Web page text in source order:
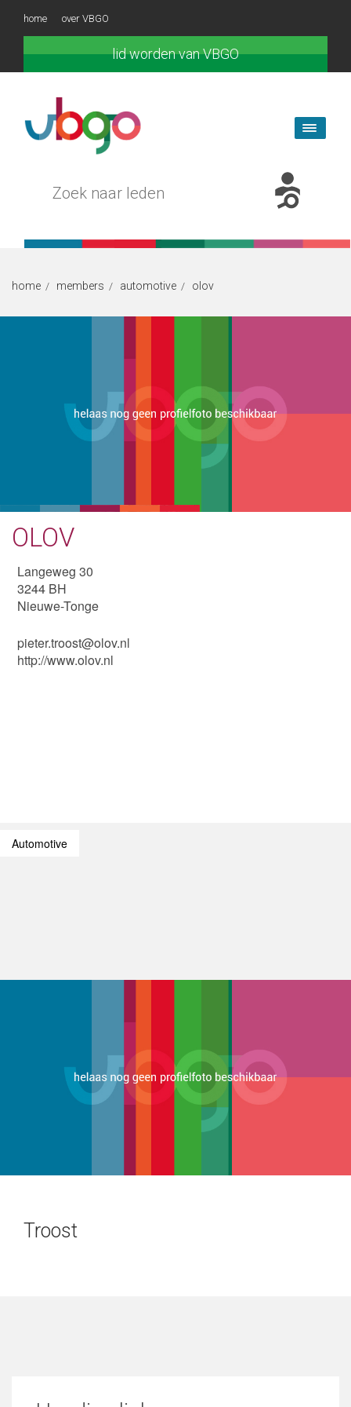
home over VBGO
lid worden van VBGO
home / members / automotive / olov
OLOV
Langeweg 30
3244 BH
Nieuwe-Tonge
pieter.troost@olov.nl
http://www.olov.nl
Automotive
Troost